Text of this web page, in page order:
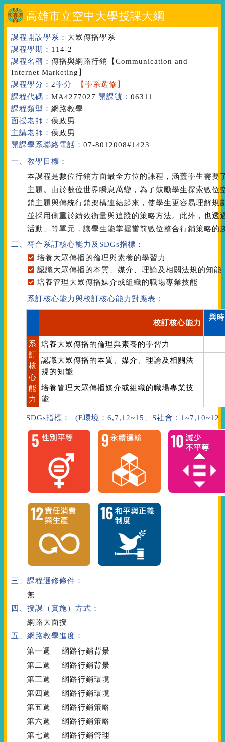
高雄市立空中大學授課大綱
課程開設學系： 大眾傳播學系
課程學期： 114-2
課程名稱： 傳播與網路行銷 【Communication and
Internet Marketing】
課程學分： 2學分
【學系選修】
課程代碼： MA4277027 開課號： 06311
課程類型： 網路教學
面授老師： 侯政男
主講老師： 侯政男
開課學系聯絡電話： 07-8012008#1423
一、教學目標：
本課程是數位行銷方面最全方位的課程，涵蓋學生需要
主題。由於數位世界瞬息萬變，為了鼓勵學生探索數位
銷主題與傳統行銷架構連結起來，使學生更容易理解規
並採用側重於績效衡量與追蹤的策略方法。此外，也透
活動」等單元，讓學生能掌握當前數位整合行銷策略的
二、符合系訂核心能力 及SDGs指標 ：
培養大眾傳播的倫理與素養的學習力
認識大眾傳播的本質、媒介、理論及相關法規的知能
培養管理大眾傳播媒介或組織的職場專業技能
系訂核心能力與校訂核心能力對應表：
校訂核心能力
與
系
訂
核
心
能
力
培養大眾傳播的倫理與素養的學習力
認識大眾傳播的本質、媒介、理論及相關法
規的知能
培養管理大眾傳播媒介或組織的職場專業技
能
SDGs指標： (E環境：6,7,12~15、S社會：
三、課程選修條件：
無
四、授課（實施）方式：
網路大面授
五、網路教學進度：
第一週
網路行銷背景
第二週
網路行銷背景
第三週
網路行銷環境
第四週
網路行銷環境
第五週
網路行銷策略
第六週
網路行銷策略
第七週
網路行銷管理